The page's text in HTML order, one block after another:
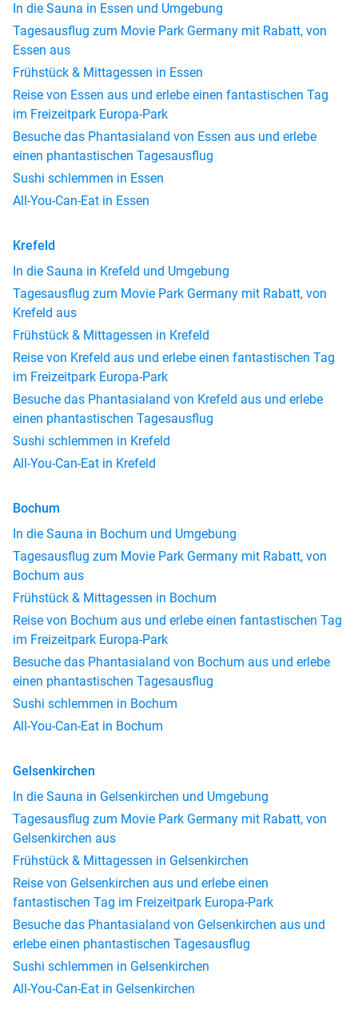
In die Sauna in Essen und Umgebung
Tagesausflug zum Movie Park Germany mit Rabatt, von
Essen aus
Frühstück & Mittagessen in Essen
Reise von Essen aus und erlebe einen fantastischen Tag
im Freizeitpark Europa-Park
Besuche das Phantasialand von Essen aus und erlebe
einen phantastischen Tagesausflug
Sushi schlemmen in Essen
All-You-Can-Eat in Essen
Krefeld
In die Sauna in Krefeld und Umgebung
Tagesausflug zum Movie Park Germany mit Rabatt, von
Krefeld aus
Frühstück & Mittagessen in Krefeld
Reise von Krefeld aus und erlebe einen fantastischen Tag
im Freizeitpark Europa-Park
Besuche das Phantasialand von Krefeld aus und erlebe
einen phantastischen Tagesausflug
Sushi schlemmen in Krefeld
All-You-Can-Eat in Krefeld
Bochum
In die Sauna in Bochum und Umgebung
Tagesausflug zum Movie Park Germany mit Rabatt, von
Bochum aus
Frühstück & Mittagessen in Bochum
Reise von Bochum aus und erlebe einen fantastischen Tag
im Freizeitpark Europa-Park
Besuche das Phantasialand von Bochum aus und erlebe
einen phantastischen Tagesausflug
Sushi schlemmen in Bochum
All-You-Can-Eat in Bochum
Gelsenkirchen
In die Sauna in Gelsenkirchen und Umgebung
Tagesausflug zum Movie Park Germany mit Rabatt, von
Gelsenkirchen aus
Frühstück & Mittagessen in Gelsenkirchen
Reise von Gelsenkirchen aus und erlebe einen
fantastischen Tag im Freizeitpark Europa-Park
Besuche das Phantasialand von Gelsenkirchen aus und
erlebe einen phantastischen Tagesausflug
Sushi schlemmen in Gelsenkirchen
All-You-Can-Eat in Gelsenkirchen